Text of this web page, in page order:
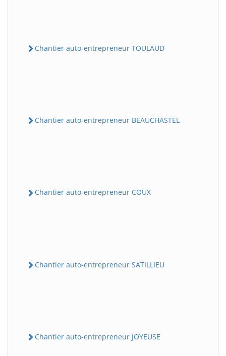
Chantier auto-entrepreneur TOULAUD
Chantier auto-entrepreneur BEAUCHASTEL
Chantier auto-entrepreneur COUX
Chantier auto-entrepreneur SATILLIEU
Chantier auto-entrepreneur JOYEUSE